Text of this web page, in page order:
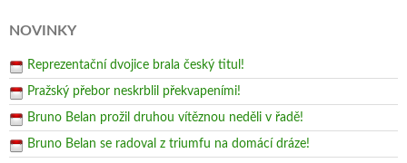
NOVINKY
Reprezentační dvojice brala český titul!
Pražský přebor neskrblil překvapeními!
Bruno Belan prožil druhou vítěznou neděli v řadě!
Bruno Belan se radoval z triumfu na domácí dráze!